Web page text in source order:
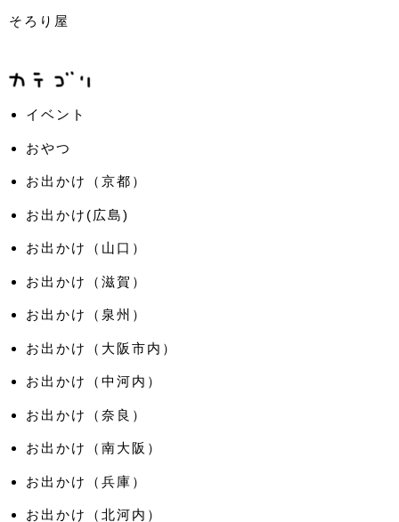
そろり屋
イベント
おやつ
お出かけ（京都）
お出かけ(広島)
お出かけ（山口）
お出かけ（滋賀）
お出かけ（泉州）
お出かけ（大阪市内）
お出かけ（中河内）
お出かけ（奈良）
お出かけ（南大阪）
お出かけ（兵庫）
お出かけ（北河内）